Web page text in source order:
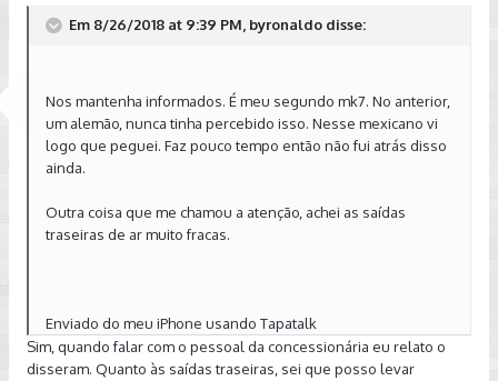
Em 8/26/2018 at 9:39 PM, byronaldo disse:
Nos mantenha informados. É meu segundo mk7. No anterior,
um alemão, nunca tinha percebido isso. Nesse mexicano vi
logo que peguei. Faz pouco tempo então não fui atrás disso
ainda.
Outra coisa que me chamou a atenção, achei as saídas
traseiras de ar muito fracas.
Enviado do meu iPhone usando Tapatalk
Sim, quando falar com o pessoal da concessionária eu relato o
disseram. Quanto às saídas traseiras, sei que posso levar